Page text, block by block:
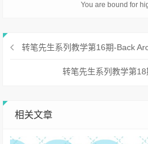
You are bound for
转笔先生系列教学第16期-Back
转笔先生系列教学第
相关文章